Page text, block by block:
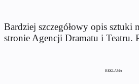
Bardziej szczegółowy opis sztuki
stronie Agencji Dramatu i Teatru.
REKLAMA